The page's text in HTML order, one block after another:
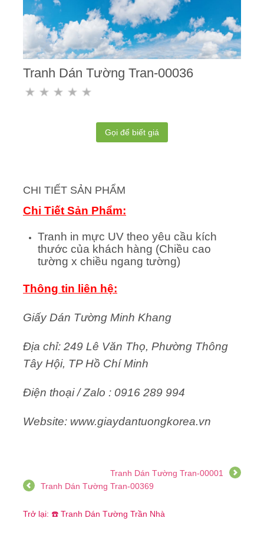
Tranh Dán Tường Tran-00036
Gọi để biết giá
CHI TIẾT SẢN PHẨM
Chi Tiết Sản Phẩm:
Tranh in mực UV theo yêu cầu kích
thước của khách hàng (Chiều cao
tường x chiều ngang tường)
Thông tin liên hệ:
Giấy Dán Tường Minh Khang
Địa chỉ: 249 Lê Văn Thọ, Phường Thông
Tây Hội, TP Hồ Chí Minh
Điện thoại / Zalo : 0916 289 994
Website: www.giaydantuongkorea.vn
Tranh Dán Tường Tran-00001
Tranh Dán Tường Tran-00369
Trở lại: ☎️ Tranh Dán Tường Trần Nhà